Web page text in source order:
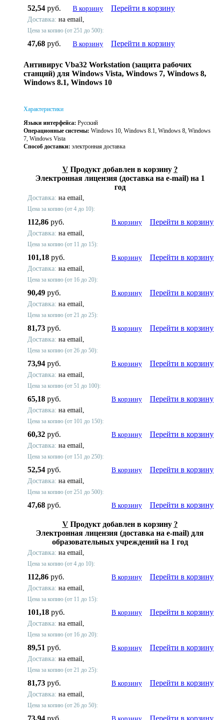
52,54 руб. В корзину Перейти в корзину
Доставка: на email,
Цена за копию (от 251 до 500):
47,68 руб. В корзину Перейти в корзину
Антивирус Vba32 Workstation (защита рабочих
станций) для Windows Vista, Windows 7, Windows 8,
Windows 8.1, Windows 10
Характеристики
Языки интерфейса: Русский
Операционные системы: Windows 10, Windows 8.1, Windows 8, Windows
7, Windows Vista
Способ доставки: электронная доставка
V Продукт добавлен в корзину ?
Электронная лицензия (доставка на e-mail) на 1
год
Доставка: на email,
Цена за копию (от 4 до 10):
112,86 руб. В корзину Перейти в корзину
Доставка: на email,
Цена за копию (от 11 до 15):
101,18 руб. В корзину Перейти в корзину
Доставка: на email,
Цена за копию (от 16 до 20):
90,49 руб. В корзину Перейти в корзину
Доставка: на email,
Цена за копию (от 21 до 25):
81,73 руб. В корзину Перейти в корзину
Доставка: на email,
Цена за копию (от 26 до 50):
73,94 руб. В корзину Перейти в корзину
Доставка: на email,
Цена за копию (от 51 до 100):
65,18 руб. В корзину Перейти в корзину
Доставка: на email,
Цена за копию (от 101 до 150):
60,32 руб. В корзину Перейти в корзину
Доставка: на email,
Цена за копию (от 151 до 250):
52,54 руб. В корзину Перейти в корзину
Доставка: на email,
Цена за копию (от 251 до 500):
47,68 руб. В корзину Перейти в корзину
V Продукт добавлен в корзину ?
Электронная лицензия (доставка на e-mail) для
образовательных учреждений на 1 год
Доставка: на email,
Цена за копию (от 4 до 10):
112,86 руб. В корзину Перейти в корзину
Доставка: на email,
Цена за копию (от 11 до 15):
101,18 руб. В корзину Перейти в корзину
Доставка: на email,
Цена за копию (от 16 до 20):
89,51 руб. В корзину Перейти в корзину
Доставка: на email,
Цена за копию (от 21 до 25):
81,73 руб. В корзину Перейти в корзину
Доставка: на email,
Цена за копию (от 26 до 50):
73,94 руб. Перейти в корзину